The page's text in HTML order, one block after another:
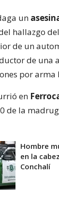
un
hallazgo
de un
de una
por arma
en
de la
Hombre
en la
Conchalí